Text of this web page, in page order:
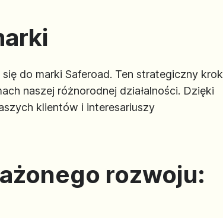
do marki Saferoad. Ten strategiczny krok
naszej różnorodnej działalności. Dzięki
klientów i interesariuszy
rozwoju: